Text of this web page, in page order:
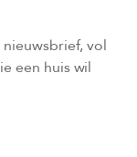
vol
een huis wil